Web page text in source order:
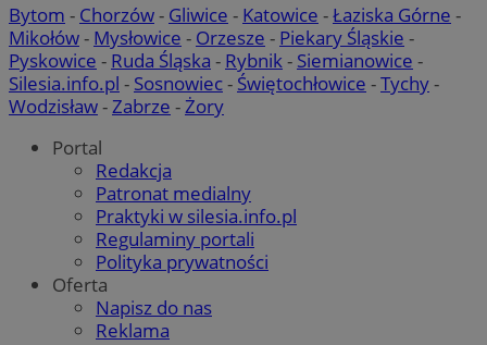
Bytom - Chorzów- Gliwice - Katowice -Łaziska Górne -
Mikołów- Mysłowice - Orzesze - Piekary Śląskie -
Pyskowice - Ruda Śląska - Rybnik- Siemianowice -
Silesia.info.pl - Sosnowiec- Świętochłowice -Tychy-
Wodzisław-Zabrze -Żory
Portal
Redakcja
Patronat medialny
Praktyki w silesia.info.pl
Regulaminy portali
Polityka prywatności
Oferta
Napisz do nas
Reklama